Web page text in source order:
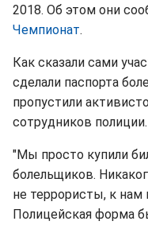
2018. Об этом они
Чемпионат.
Как сказали сами
сделали паспорта
пропустили
сотрудников полиции.
"Мы просто купили
болельщиков.
не террористы, к нам
Полицейская форма